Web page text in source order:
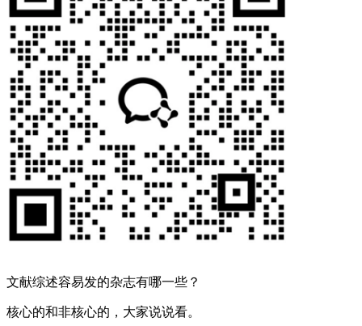
文献综述容易发的杂志有哪一些？
核心的和非核心的，大家说说看。